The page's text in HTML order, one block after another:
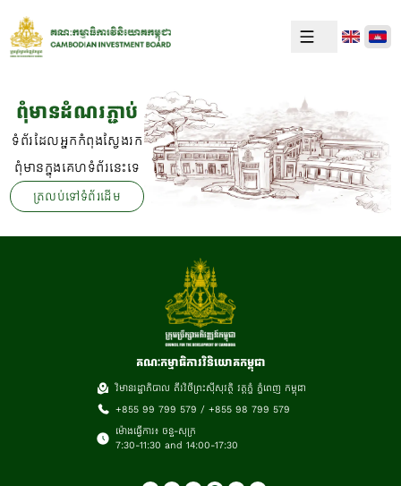
ពុំមានដំណរភ្ជាប់
ទំព័រដែលអ្នកកំពុងស្វែងរក
ពុំមានក្នុងគេហទំព័រនេះទេ
ត្រលប់ទៅទំព័រដើម
គណៈកម្មាធិការវិនិយោគកម្ពុជា
វិមានរដ្ឋាភិបាល តីរវិថីព្រះស៊ីសុវត្ថិ វត្តភ្នំ ភ្នំពេញ កម្ពុជា
+855 99 799 579 / +855 98 799 579
ម៉ោងធ្វើការ៖ ចន្ទ-សុក្រ
7:30-11:30 and 14:00-17:30